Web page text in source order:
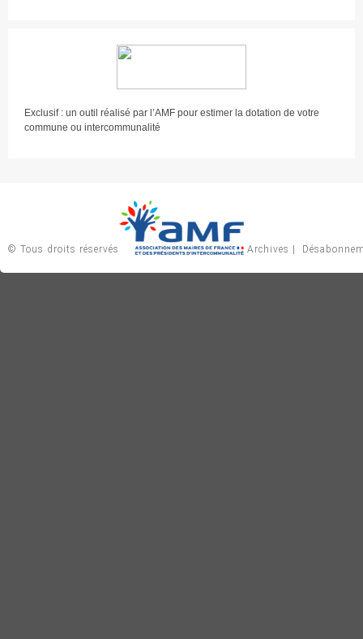
Exclusif : un outil réalisé par l’AMF pour estimer la dotation de votre
commune ou intercommunalité
© Tous droits réservés Archives